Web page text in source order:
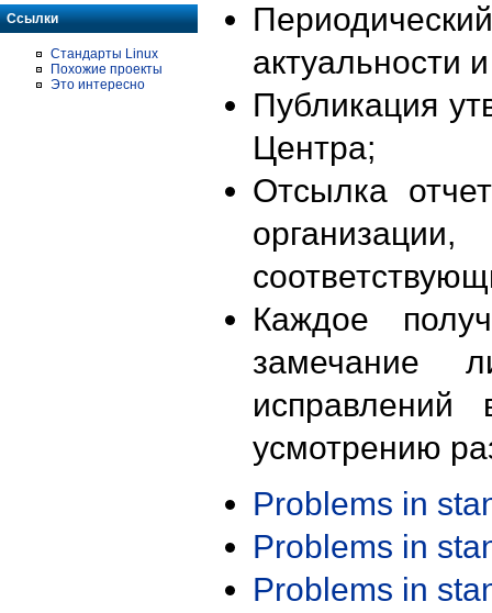
Ссылки
Стандарты Linux
Похожие проекты
Это интересно
актуальности
Публикация
Центра;
Отсылка
Каждое
замечание
исправлений
усмотрению
Problems in
Problems in
Problems in